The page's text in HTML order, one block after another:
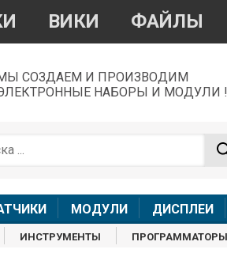
ВИКИ ФАЙЛЫ
СОЗДАЕМ И ПРОИЗВОДИМ
НАБОРЫ И МОДУЛИ !
МОДУЛИ ДИСПЛЕИ
ИНСТРУМЕНТЫ ПРОГРАММАТОРЫ
По
звонки